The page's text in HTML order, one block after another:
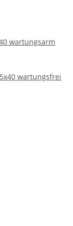
wartungsarm